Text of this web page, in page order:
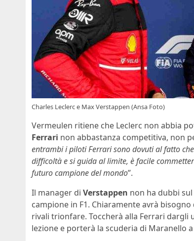
Charles Leclerc e Max Verstappen (Ansa Foto)
Vermeulen ritiene che Leclerc non abbia
Ferrari non abbastanza competitiva, non
entrambi i piloti Ferrari sono dovuti al fatto
difficoltà e si guida al limite, è facile
futuro campione del mondo”.
Il manager di Verstappen non ha dubbi
campione in F1. Chiaramente avrà
rivali trionfare. Toccherà alla Ferrari dargli
lezione e porterà la scuderia di Maranello